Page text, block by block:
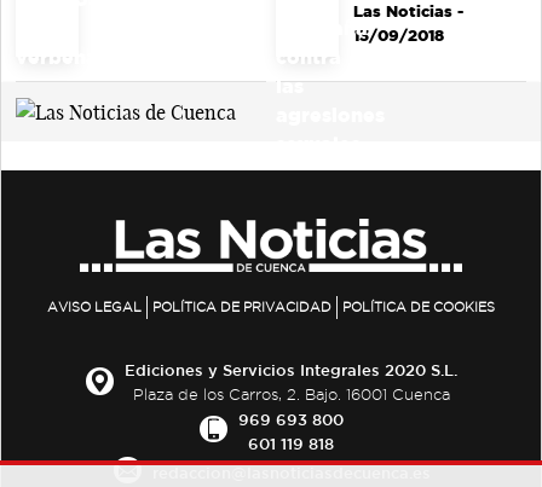
Las Noticias-
13/09/2018
AVISO LEGAL POLÍTICA DE PRIVACIDAD POLÍTICA DE COOKIES
Ediciones y Servicios Integrales 2020 S.L.
Plaza de los Carros, 2. Bajo. 16001 Cuenca
969 693 800
601 119 818